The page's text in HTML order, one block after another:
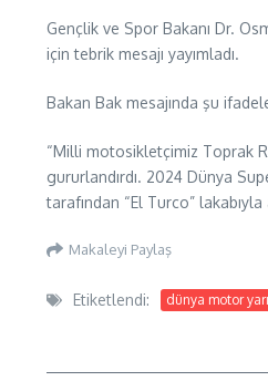
Gençlik ve Spor Bakanı Dr.
için tebrik mesajı yayımladı.
Bakan Bak mesajında şu
“Milli motosikletçimiz Toprak
gururlandırdı. 2024 Dünya
tarafından “El Turco”
Makaleyi Paylaş
Etiketlendi: dünya motor